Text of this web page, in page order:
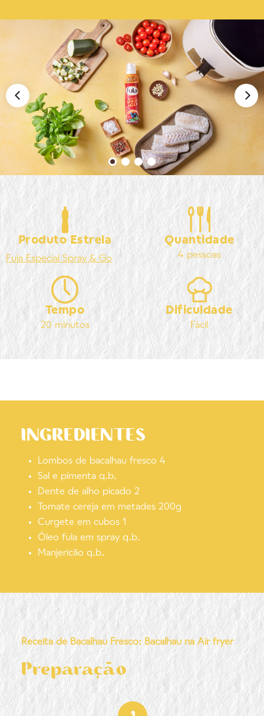
Produto Estrela
Fula Especial Spray & Go
Quantidade
4 pessoas
Tempo
20 minutos
Dificuldade
Fácil
Receita de Bacalhau Fresco: Bacalhau na Air fryer
Preparação
INGREDIENTES
Lombos de bacalhau fresco 4
Sal e pimenta q.b.
Dente de alho picado 2
Tomate cereja em metades 200g
Curgete em cubos 1
Óleo fula em spray q.b.
Manjericão q.b.